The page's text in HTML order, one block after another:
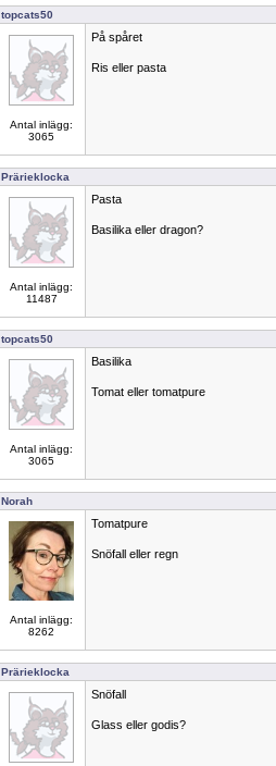
topcats50
Antal inlägg:
3065
På spåret
Ris eller pasta
Prärieklocka
Antal inlägg:
11487
Pasta
Basilika eller dragon?
topcats50
Antal inlägg:
3065
Basilika
Tomat eller tomatpure
Norah
Antal inlägg:
8262
Tomatpure
Snöfall eller regn
Prärieklocka
Snöfall
Glass eller godis?